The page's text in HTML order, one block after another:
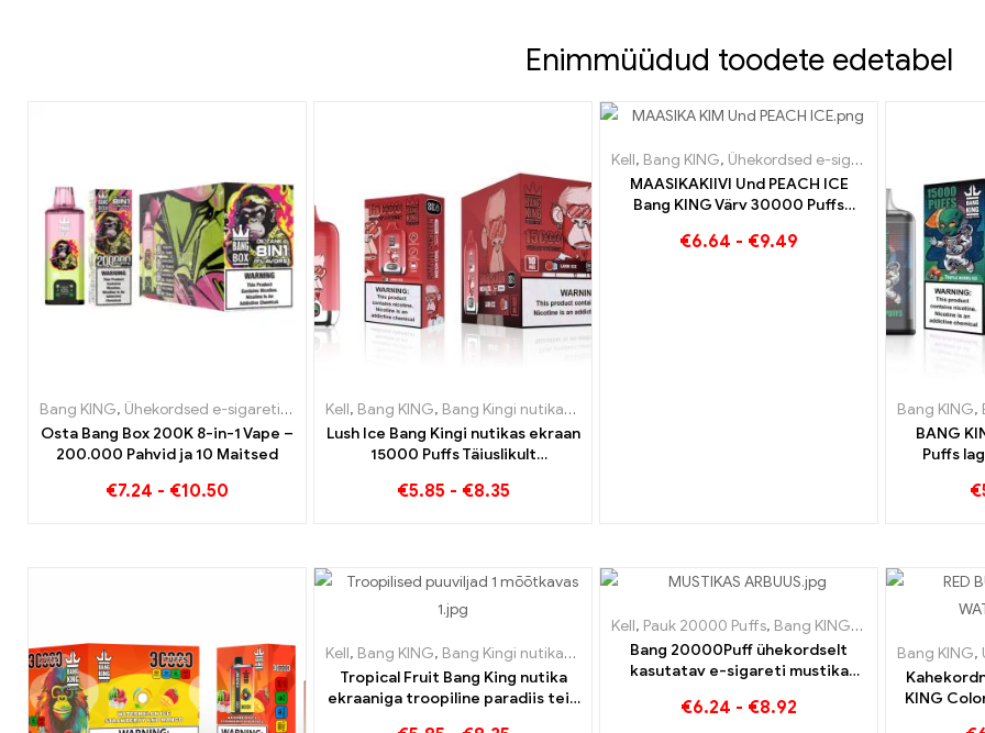
Enimmüüdud toodete edetabel
Bang KING, Ühekordsed e-sigaretid , Ühekordsed e-sigaretid Belgia, Ühekordsed e-sigaretid Taani
Osta Bang Box 200K 8-in-1 Vape –
200.000 Pahvid ja 10 Maitsed
€7.24 - €10.50
Kell, Bang KING, Bang Kingi nutikas ekraan 15000 Puff Ühekordsed e-sigaretid Rootsi,
Lush Ice Bang Kingi nutikas ekraan
15000 Puffs Täiuslikult
piparmündist
€5.85 - €8.35
Kell, Bang KING, Ühekordsed e-sigaretid Leedu
MAASIKAKIIVI Und PEACH ICE
Bang KING Värv 30000 Puffs
– kahekordne maitse annab
€6.64 - €9.49
Bang KING,
BANG
Puffs
€
Kell, Bang KING, Bang Kingi nutikas ekraan 15000 Puff ,Ühekordsed e-sigaretid Leedu,
Tropical Fruit Bang King nutika
ekraaniga troopiline paradiis teie
Kell, Pauk 20000 Puffs, Bang KING,Ühekordsed e-
Bang 20000Puff ühekordselt
kasutatav e-sigareti mustika
€6.24 - €8.92
Bang KING,
KING